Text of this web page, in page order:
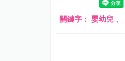
關鍵字： 嬰幼兒 、